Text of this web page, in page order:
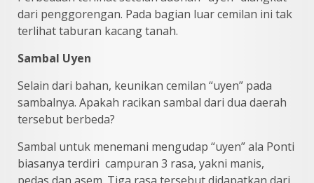
dari penggorengan. Pada bagian luar cemilan ini tak
terlihat taburan kacang tanah.
Sambal Uyen
Selain dari bahan, keunikan cemilan “uyen” pada
sambalnya. Apakah racikan sambal dari dua daerah
tersebut berbeda?
Sambal untuk menemani mengudap “uyen” ala Ponti
biasanya terdiri campuran 3 rasa, yakni manis,